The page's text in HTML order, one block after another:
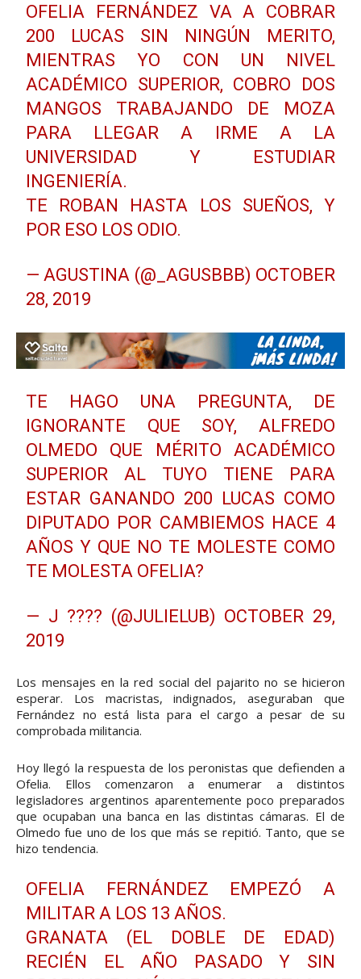
OFELIA FERNÁNDEZ VA A COBRAR
200 LUCAS SIN NINGÚN MERITO,
MIENTRAS YO CON UN NIVEL
ACADÉMICO SUPERIOR, COBRO DOS
MANGOS TRABAJANDO DE MOZA
PARA LLEGAR A IRME A LA
UNIVERSIDAD Y ESTUDIAR
INGENIERÍA.
TE ROBAN HASTA LOS SUEÑOS, Y
POR ESO LOS ODIO.
— AGUSTINA (@_AGUSBBB) OCTOBER
28, 2019
TE HAGO UNA PREGUNTA, DE
IGNORANTE QUE SOY, ALFREDO
OLMEDO QUE MÉRITO ACADÉMICO
SUPERIOR AL TUYO TIENE PARA
ESTAR GANANDO 200 LUCAS COMO
DIPUTADO POR CAMBIEMOS HACE 4
AÑOS Y QUE NO TE MOLESTE COMO
TE MOLESTA OFELIA?
— J ???? (@JULIELUB) OCTOBER 29,
2019
Los mensajes en la red social del pajarito no se hicieron
esperar. Los macristas, indignados, aseguraban que
Fernández no está lista para el cargo a pesar de su
comprobada militancia.
Hoy llegó la respuesta de los peronistas que defienden a
Ofelia. Ellos comenzaron a enumerar a distintos
legisladores argentinos aparentemente poco preparados
que ocupaban una banca en las distintas cámaras. El de
Olmedo fue uno de los que más se repitió. Tanto, que se
hizo tendencia.
OFELIA FERNÁNDEZ EMPEZÓ A
MILITAR A LOS 13 AÑOS.
GRANATA (EL DOBLE DE EDAD)
RECIÉN EL AÑO PASADO Y SIN